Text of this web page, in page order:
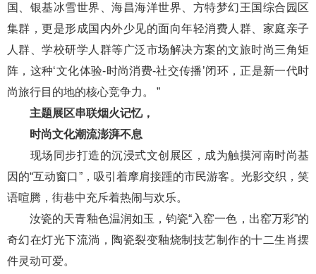
国、银基冰雪世界、海昌海洋世界、方特梦幻王国综合园区
集群，更是形成国内外少见的面向年轻消费人群、家庭亲子
人群、学校研学人群等广泛市场解决方案的文旅时尚三角矩
阵，这种‘文化体验-时尚消费-社交传播’闭环，正是新一代时
尚旅行目的地的核心竞争力。 ”
主题展区串联烟火记忆，
时尚文化潮流澎湃不息
现场同步打造的沉浸式文创展区，成为触摸河南时尚基
因的“互动窗口”，吸引着摩肩接踵的市民游客。光影交织，笑
语喧腾，街巷中充斥着热闹与欢乐。
汝瓷的天青釉色温润如玉，钧瓷“入窑一色，出窑万彩”的
奇幻在灯光下流淌，陶瓷裂变釉烧制技艺制作的十二生肖摆
件灵动可爱。